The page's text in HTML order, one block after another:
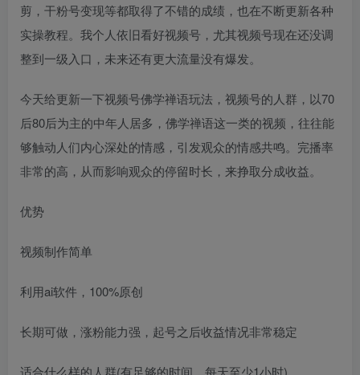
剪，干粉号变现等都取得了不错的成绩，也在不断更新各种
实操教程。我个人依旧看好视频号，尤其视频号现在还没调
整到一级入口，未来还有更大流量没有爆发。
今天给更新一下视频号佛学禅语玩法，视频号的人群，以70
后80后为主的中年人居多，佛学禅语这一类的视频，往往能
够触动人们内心深处的情感，引发观众的情感共鸣。完播率
非常的高，从而影响观众的停留时长，来挣取分成收益。
优势
视频制作简单
利用ai软件，100%原创
长期可做，涨粉能力强，起号之后收益情况非常稳定
适合什么样的人群(有足够的时间，每天至少1小时)